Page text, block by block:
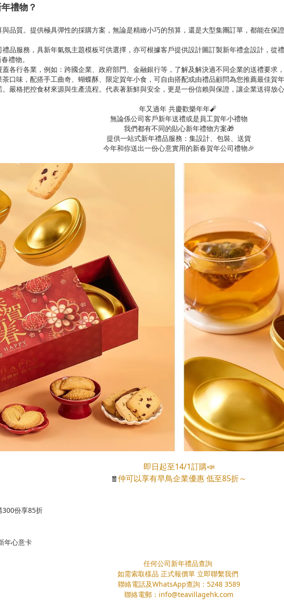
禮物？
品質。提供極具彈性的採購方案，無論是精緻小巧的預算，還是大型集團訂單，都能在保
品服務，具新年氣氛主題模板可供選擇，亦可根據客戶提供設計圖訂製新年禮盒設計，
禮物。
各行各業，例如：跨國企業、政府部門、金融銀行等，了解及解決過不同企業的送禮要求
口味，配搭手工曲奇、蝴蝶酥、限定賀年小食，可自由搭配或由禮品顧問為您推薦最佳賀
嚴格把控食材來源與生產流程。代表著新鮮與安全，更是一份信賴與保證，讓企業送得放心
年又過年 共慶歡樂年年🧨
無論係公司客戶新年送禮或是員工賀年小禮物
我們都有不同的貼心新年禮物方案🎁
提供一站式新年禮品服務：集設計、包裝、送貨
今年和你送出一份心意實用的新春賀年公司禮物🎉
即日起至14/1訂購📣
🧧仲可以享有早鳥企業優惠 低至85折～
300份享85折
年心意卡
任何公司新年禮品查詢
如需索取樣品 正式報價單 立即聯繫我們
聯絡電話及WhatsApp查詢：5248 3589
聯絡電郵：info@teavillagehk.com